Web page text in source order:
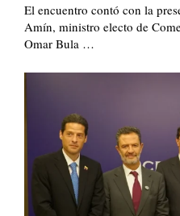
El encuentro contó con la
Amín, ministro electo de
Omar Bula …